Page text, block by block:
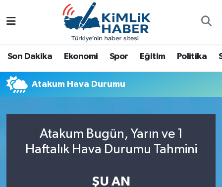
Son Dakika Ekonomi Spor Eğitim Politika
Atakum Hava Durumu
Atakum Bugün, Yarın ve 1
Haftalık Hava Durumu Tahmini
ŞU AN
Antalya
Dünya
Eğitim
Nöbetçi Eczaneler
Namaz Vakitleri
Trafik Durumu
Süper Lig Puan Durumu ve Fikstür